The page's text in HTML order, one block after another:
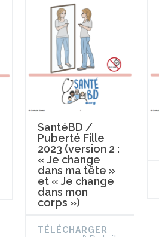
SantéBD /
Puberté Fille
2023 (version 2 :
« Je change
dans ma tête »
et « Je change
dans mon
corps »)
TÉLÉCHARGER